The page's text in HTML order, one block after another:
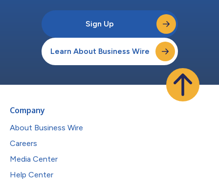
Sign Up
Learn About Business Wire
Company
About Business Wire
Careers
Media Center
Help Center